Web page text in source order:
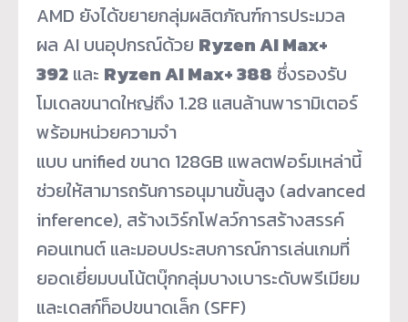
AMD ยังได้ขยายกลุ่มผลิตภัณฑ์การประมวล
ผล AI บนอุปกรณ์ด้วย Ryzen AI Max+
392 และ Ryzen AI Max+ 388 ซึ่งรองรับ
โมเดลขนาดใหญ่ถึง 1.28 แสนล้านพารามิเตอร์
พร้อมหน่วยความจำ
แบบ unified ขนาด 128GB แพลตฟอร์มเหล่านี้
ช่วยให้สามารถรันการอนุมานขั้นสูง (advanced
inference), สร้างเวิร์กโฟลว์การสร้างสรรค์
คอนเทนต์ และมอบประสบการณ์การเล่นเกมที่
ยอดเยี่ยมบนโน้ตบุ๊กกลุ่มบางเบาระดับพรีเมียม
และเดสก์ท็อปขนาดเล็ก (SFF)